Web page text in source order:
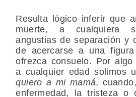
Resulta lógico inferir que
muerte, a cualquiera
angustias de separación y
de acercarse a una
ofrezca consuelo. Por
a cualquier edad solimos
quiero a mi mamá,
enfermedad, la tristeza o